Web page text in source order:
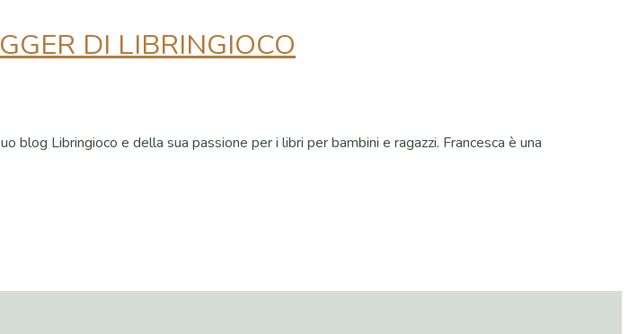
DI LIBRINGIOCO
blog Libringioco e della sua passione per i libri per bambini e ragazzi. Francesca è una